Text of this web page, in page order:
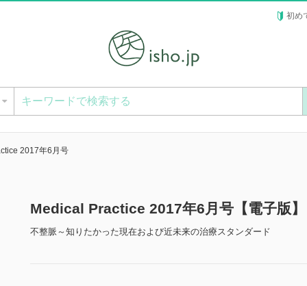
初め
2017年6月号
Medical Practice 2017年6月号【電子版】
不整脈～知りたかった現在および近未来の治療スタンダード